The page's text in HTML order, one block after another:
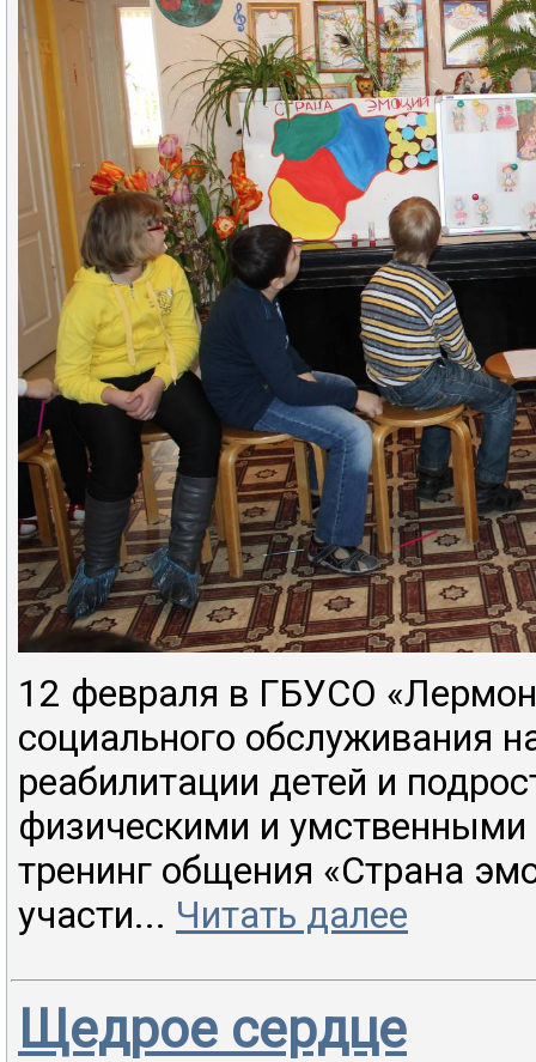
12 февраля в ГБУСО
социального обслуживания
реабилитации детей и
физическими и
тренинг общения «Страна
участи... Читать далее
Щедрое сердце